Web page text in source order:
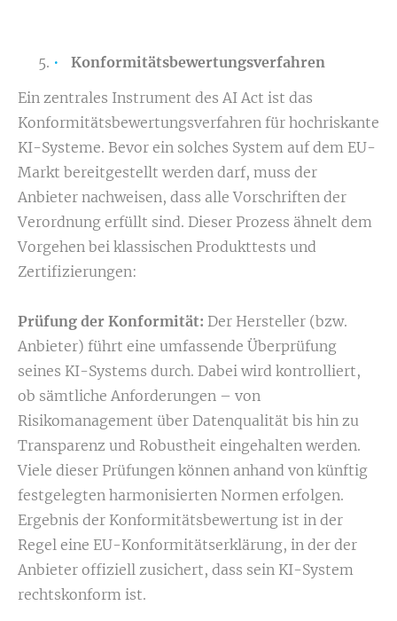
Konformitätsbewertungsverfahren
Ein zentrales Instrument des AI Act ist das
Konformitätsbewertungsverfahren für hochriskante
KI-Systeme. Bevor ein solches System auf dem EU-
Markt bereitgestellt werden darf, muss der
Anbieter nachweisen, dass alle Vorschriften der
Verordnung erfüllt sind. Dieser Prozess ähnelt dem
Vorgehen bei klassischen Produkttests und
Zertifizierungen:
Prüfung der Konformität: Der Hersteller (bzw.
Anbieter) führt eine umfassende Überprüfung
seines KI-Systems durch. Dabei wird kontrolliert,
ob sämtliche Anforderungen – von
Risikomanagement über Datenqualität bis hin zu
Transparenz und Robustheit eingehalten werden.
Viele dieser Prüfungen können anhand von künftig
festgelegten harmonisierten Normen erfolgen.
Ergebnis der Konformitätsbewertung ist in der
Regel eine EU-Konformitätserklärung, in der der
Anbieter offiziell zusichert, dass sein KI-System
rechtskonform ist.